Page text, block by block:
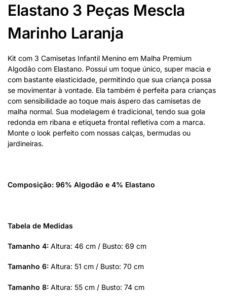
Elastano 3 Peças Mescla
Marinho Laranja
Kit com 3 Camisetas Infantil Menino em Malha Premium
Algodão com Elastano. Possui um toque único, super macia e
com bastante elasticidade, permitindo que sua criança possa
se movimentar à vontade. Ela também é perfeita para crianças
com sensibilidade ao toque mais áspero das camisetas de
malha normal. Sua modelagem é tradicional, tendo sua gola
redonda em ribana e etiqueta frontal refletiva com a marca.
Monte o look perfeito com nossas calças, bermudas ou
jardineiras.
Composição: 96% Algodão e 4% Elastano
Tabela de Medidas
Tamanho 4: Altura: 46 cm / Busto: 69 cm
Tamanho 6: Altura: 51 cm / Busto: 70 cm
Tamanho 8: Altura: 55 cm / Busto: 74 cm